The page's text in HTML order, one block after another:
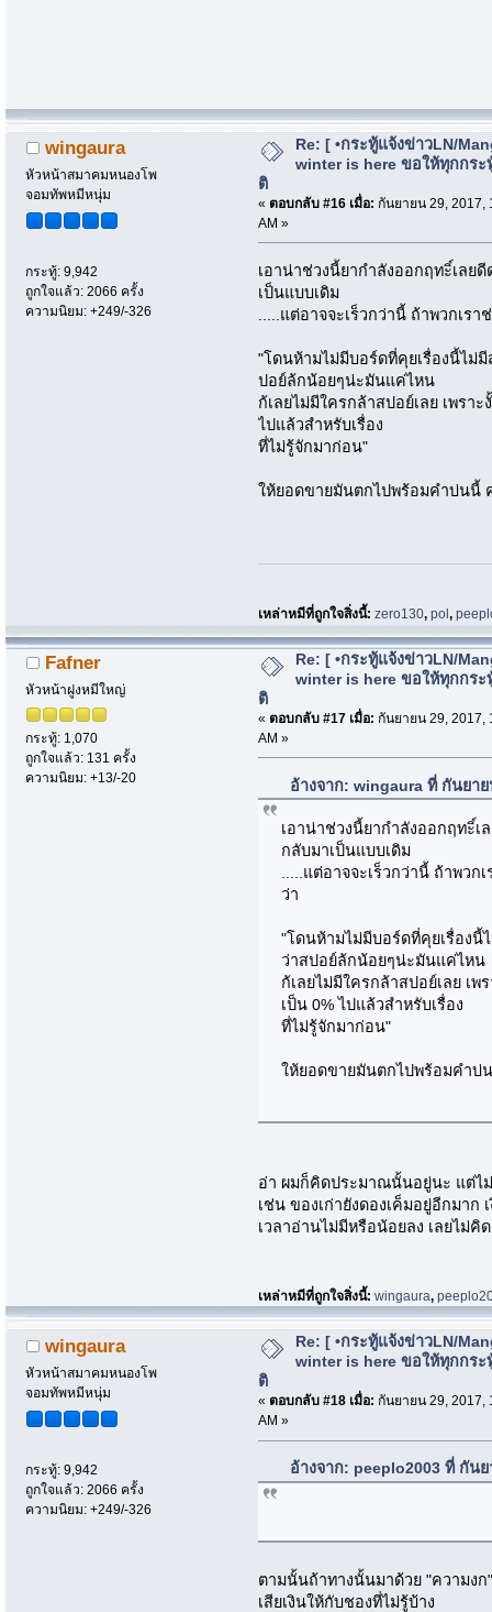
wingaura
หัวหน้าสมาคมหนองโพ
จอมทัพหมีหนุ่ม
กระทู้: 9,942
ถูกใจแล้ว: 2066 ครั้ง
ความนิยม: +249/-326
Re: [ •กระทู้แจ้งข่าวLN/
winter is here ขอให้ทุกกระ
ติ
« ตอบกลับ #16 เมื่อ: กันยายน 29, 2017,
AM »
เอาน่าช่วงนี้ยากำลังออกฤทะิ์เลย
เป็นแบบเดิม
.....แต่อาจจะเร็วกว่านี้ ถ้าพวกเ
"โดนห้ามไม่มีบอร์ดที่คุยเรื่องนี้ไม่
ปอย์ล้กน้อยๆน่ะมันแค่ไหน
ก้เลยไม่มีใครกล้าสปอย์เลย เพรา
ไปแล้วสำหรับเรื่อง
ที่ไม่รู้จักมาก่อน"
ให้ยอดขายมันตกไปพร้อมคำบ่นนี้
เหล่าหมีที่ถูกใจสิ่งนี้:zero130,pol,
Fafner
หัวหน้าฝูงหมีใหญ่
กระทู้: 1,070
ถูกใจแล้ว: 131 ครั้ง
ความนิยม: +13/-20
Re: [ •กระทู้แจ้งข่าวLN/
winter is here ขอให้ทุกกระ
ติ
« ตอบกลับ #17 เมื่อ: กันยายน 29, 2017,
AM »
อ้างจาก: wingaura ที่ กันยา
เอาน่าช่วงนี้ยากำลังออกฤทะิ์
กลับมาเป็นแบบเดิม
.....แต่อาจจะเร็วกว่านี้ ถ้าพว
ว่า
"โดนห้ามไม่มีบอร์ดที่คุยเรื่องนี้
ว่าสปอย์ล้กน้อยๆน่ะมันแค่ไหน
ก้เลยไม่มีใครกล้าสปอย์เลย เ
เป็น 0% ไปแล้วสำหรับเรื่อง
ที่ไม่รู้จักมาก่อน"
ให้ยอดขายมันตกไปพร้อมคำบ่
อ่า ผมก็คิดประมาณนั้นอยู่นะ แต่ไ
เช่น ของเก่ายังดองเค็มอยู่อีกมาก
เวลาอ่านไม่มีหรือน้อยลง เลยไม่คิ
เหล่าหมีที่ถูกใจสิ่งนี้:wingaura,
wingaura
หัวหน้าสมาคมหนองโพ
จอมทัพหมีหนุ่ม
กระทู้: 9,942
ถูกใจแล้ว: 2066 ครั้ง
ความนิยม: +249/-326
Re: [ •กระทู้แจ้งข่าวLN/
winter is here ขอให้ทุกกระ
ติ
« ตอบกลับ #18 เมื่อ: กันยายน 29, 2017,
AM »
อ้างจาก: peeplo2003 ที่ กัน
ตามนั้นถ้าทางนั้นมาด้วย "ความงก
เสียเงินให้กับชองที่ไม่รู้บ้าง